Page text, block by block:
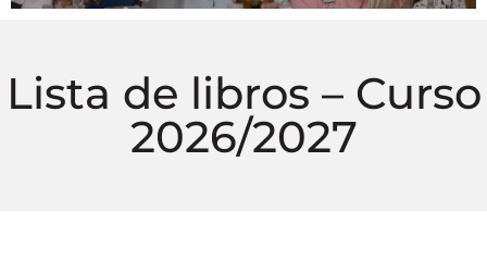
Lista de libros – Curso
2026/2027